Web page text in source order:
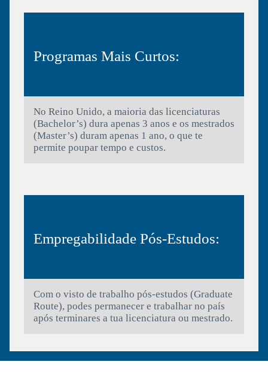
Programas Mais Curtos:
No Reino Unido, a maioria das licenciaturas
(Bachelor’s) dura apenas 3 anos e os mestrados
(Master’s) duram apenas 1 ano, o que te
permite poupar tempo e custos.
Empregabilidade Pós-Estudos:
Com o visto de trabalho pós-estudos (Graduate
Route), podes permanecer e trabalhar no país
após terminares a tua licenciatura ou mestrado.